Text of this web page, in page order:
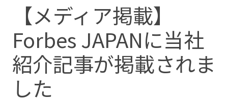
【メディア掲載】
Forbes JAPANに当社
紹介記事が掲載されま
した